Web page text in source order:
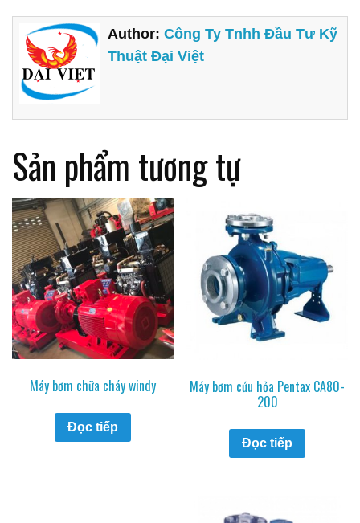
Author:Công Ty Tnhh Đầu Tư Kỹ
Thuật Đại Việt
Sản phẩm tương tự
Máy bơm chữa cháy windy
Đọc tiếp
Máy bơm cứu hỏa Pentax CA80-
200
Đọc tiếp